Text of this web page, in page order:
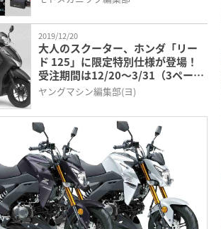
2019/12/20
大人のスクーター、ホンダ「リー
ド 125」に限定特別仕様が登場！
受注期間は12/20～3/31（3ページ
目）
ヤングマシン編集部(ヨ)